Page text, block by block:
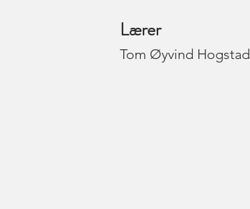
Lærer
Tom Øyvind Hogstad